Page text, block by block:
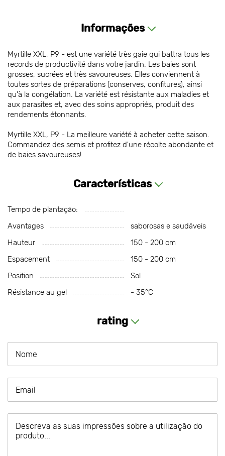
Informações
Myrtille XXL, P9 - est une variété très gaie qui battra tous les
records de productivité dans votre jardin. Les baies sont
grosses, sucrées et très savoureuses. Elles conviennent à
toutes sortes de préparations (conserves, confitures), ainsi
qu'à la congélation. La variété est résistante aux maladies et
aux parasites et, avec des soins appropriés, produit des
rendements étonnants.
Myrtille XXL, P9 - La meilleure variété à acheter cette saison.
Commandez des semis et profitez d'une récolte abondante et
de baies savoureuses!
Características
Tempo de plantação:
Avantages
saborosas e saudáveis
Hauteur
150 - 200 cm
Espacement
150 - 200 cm
Position
Sol
Résistance au gel
- 35°С
rating